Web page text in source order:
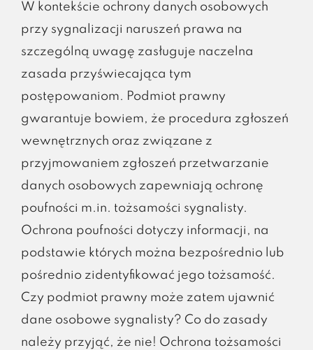
W kontekście ochrony danych osobowych
przy sygnalizacji naruszeń prawa na
szczególną uwagę zasługuje naczelna
zasada przyświecająca tym
postępowaniom. Podmiot prawny
gwarantuje bowiem, że procedura zgłoszeń
wewnętrznych oraz związane z
przyjmowaniem zgłoszeń przetwarzanie
danych osobowych zapewniają ochronę
poufności m.in. tożsamości sygnalisty.
Ochrona poufności dotyczy informacji, na
podstawie których można bezpośrednio lub
pośrednio zidentyfikować jego tożsamość.
Czy podmiot prawny może zatem ujawnić
dane osobowe sygnalisty? Co do zasady
należy przyjąć, że nie! Ochrona tożsamości